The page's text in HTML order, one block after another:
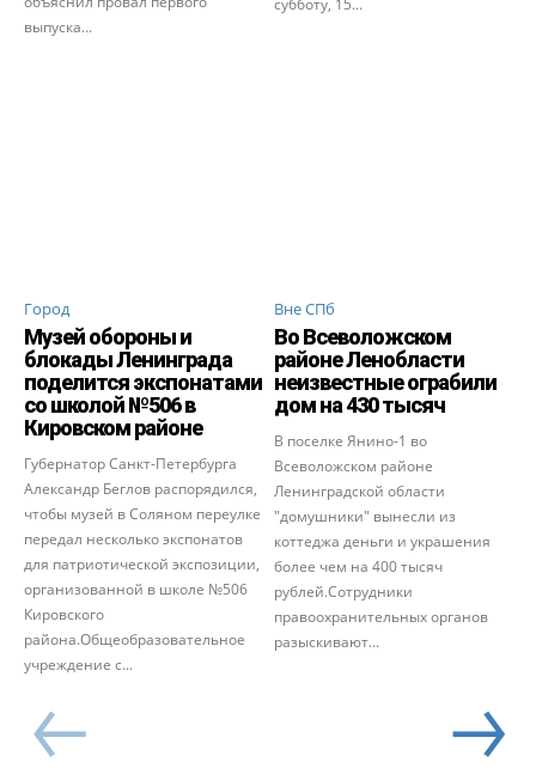
выпуска...
Город
Музей обороны и
блокады Ленинграда
поделится экспонатами
со школой №506 в
Кировском районе
Губернатор Санкт-Петербурга
Александр Беглов распорядился,
чтобы музей в Соляном переулке
передал несколько экспонатов
для патриотической экспозиции,
организованной в школе №506
Кировского
района.Общеобразовательное
учреждение с...
Вне СПб
Во Всеволожском
районе Ленобласти
неизвестные ограбили
дом на 430 тысяч
В поселке Янино-1 во
Всеволожском районе
Ленинградской области
"домушники" вынесли из
коттеджа деньги и украшения
более чем на 400 тысяч
рублей.Сотрудники
правоохранительных органов
разыскивают...